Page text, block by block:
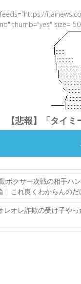
thumb="yes"
【悲報】「タイ
ボクサー次戦の相手ハ
| これ良くわからんの
レオレ詐欺の受け子や